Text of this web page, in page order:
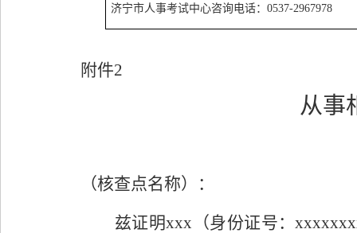
济宁市人事考试中心咨询电话：0537-2967978
附件2
从事
（核查点名称）：
兹证明xxx （身份证号：